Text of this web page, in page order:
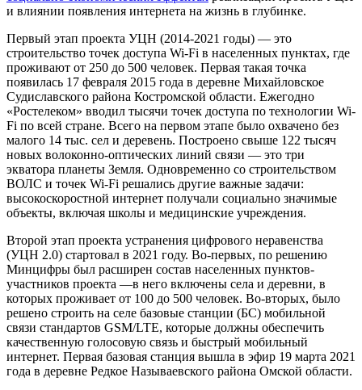
и влиянии появления интернета на жизнь в глубинке.
Первый этап проекта УЦН (2014-2021 годы) — это
строительство точек доступа Wi-Fi в населенных пунктах, где
проживают от 250 до 500 человек. Первая такая точка
появилась 17 февраля 2015 года в деревне Михайловское
Судиславского района Костромской области. Ежегодно
«Ростелеком» вводил тысячи точек доступа по технологии Wi-
Fi по всей стране. Всего на первом этапе было охвачено без
малого 14 тыс. сел и деревень. Построено свыше 122 тысяч
новых волоконно-оптических линий связи — это три
экватора планеты Земля. Одновременно со строительством
ВОЛС и точек Wi-Fi решались другие важные задачи:
высокоскоростной интернет получали социально значимые
объекты, включая школы и медицинские учреждения.
Второй этап проекта устранения цифрового неравенства
(УЦН 2.0) стартовал в 2021 году. Во-первых, по решению
Минцифры был расширен состав населенных пунктов-
участников проекта —в него включены села и деревни, в
которых проживает от 100 до 500 человек. Во-вторых, было
решено строить на селе базовые станции (БС) мобильной
связи стандартов GSM/LTE, которые должны обеспечить
качественную голосовую связь и быстрый мобильный
интернет. Первая базовая станция вышла в эфир 19 марта 2021
года в деревне Редкое Называевского района Омской области.